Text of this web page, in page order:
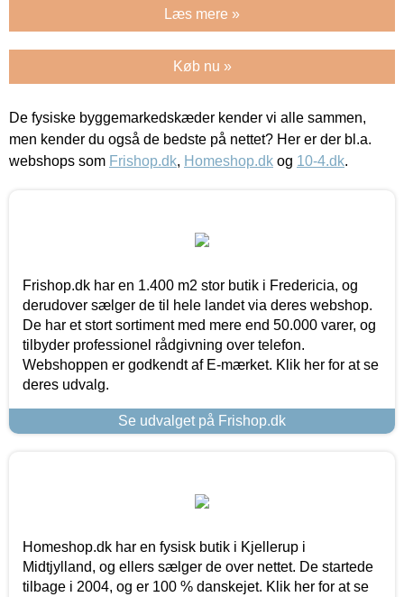
Læs mere »
Køb nu »
De fysiske byggemarkedskæder kender vi alle sammen,
men kender du også de bedste på nettet? Her er der bl.a.
webshops som Frishop.dk, Homeshop.dk og 10-4.dk.
Frishop.dk har en 1.400 m2 stor butik i Fredericia, og
derudover sælger de til hele landet via deres webshop.
De har et stort sortiment med mere end 50.000 varer, og
tilbyder professionel rådgivning over telefon.
Webshoppen er godkendt af E-mærket. Klik her for at se
deres udvalg.
Se udvalget på Frishop.dk
Homeshop.dk har en fysisk butik i Kjellerup i
Midtjylland, og ellers sælger de over nettet. De startede
tilbage i 2004, og er 100 % danskejet. Klik her for at se